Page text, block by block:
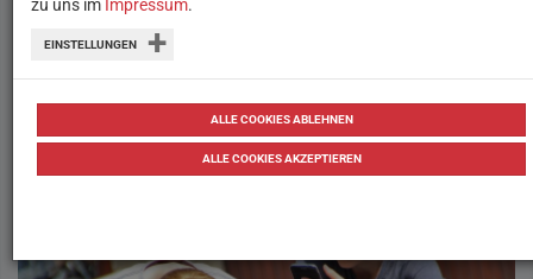
Tipps zum Schutz von Kindern und
Jugendlichen im Netz.
zu uns im Impressum.
EINSTELLUNGEN
ALLE COOKIES ABLEHNEN
ALLE COOKIES AKZEPTIEREN